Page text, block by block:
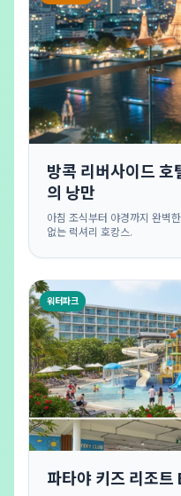
방콕 리버사이드
의 낭만
아침 조식부터 야경까지 완벽
없는 럭셔리 호캉스.
워터파크
파타야 키즈 리조